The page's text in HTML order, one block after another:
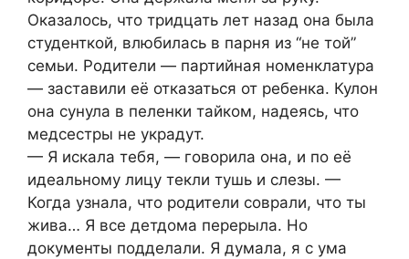
Оказалось, что тридцать лет назад она была
студенткой, влюбилась в парня из “не той”
семьи. Родители — партийная номенклатура
— заставили её отказаться от ребенка. Кулон
она сунула в пеленки тайком, надеясь, что
медсестры не украдут.
— Я искала тебя, — говорила она, и по её
идеальному лицу текли тушь и слезы. —
Когда узнала, что родители соврали, что ты
жива… Я все детдома перерыла. Но
документы подделали. Я думала, я с ума